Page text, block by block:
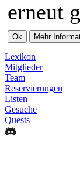
erneut
Lexikon
Mitglieder
Team
Reservierungen
Listen
Gesuche
Quests